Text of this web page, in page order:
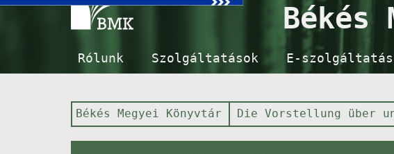
Békés
Rólunk Szolgáltatások E-
Békés Megyei Könyvtár Die Vorstellung über